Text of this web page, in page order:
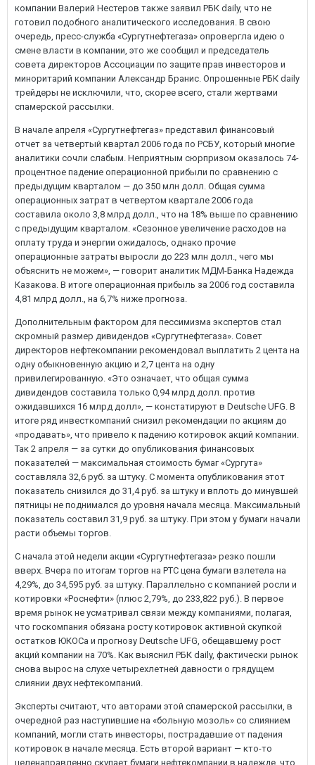
компании Валерий Нестеров также заявил РБК daily, что не
готовил подобного аналитического исследования. В свою
очередь, пресс-служба «Сургутнефтегаза» опровергла идею о
смене власти в компании, это же сообщил и председатель
совета директоров Ассоциации по защите прав инвесторов и
миноритарий компании Александр Бранис. Опрошенные РБК daily
трейдеры не исключили, что, скорее всего, стали жертвами
спамерской рассылки.
В начале апреля «Сургутнефтегаз» представил финансовый
отчет за четвертый квартал 2006 года по РСБУ, который многие
аналитики сочли слабым. Неприятным сюрпризом оказалось 74-
процентное падение операционной прибыли по сравнению с
предыдущим кварталом — до 350 млн долл. Общая сумма
операционных затрат в четвертом квартале 2006 года
составила около 3,8 млрд долл., что на 18% выше по сравнению
с предыдущим кварталом. «Сезонное увеличение расходов на
оплату труда и энергии ожидалось, однако прочие
операционные затраты выросли до 223 млн долл., чего мы
объяснить не можем», — говорит аналитик МДМ-Банка Надежда
Казакова. В итоге операционная прибыль за 2006 год составила
4,81 млрд долл., на 6,7% ниже прогноза.
Дополнительным фактором для пессимизма экспертов стал
скромный размер дивидендов «Сургутнефтегаза». Совет
директоров нефтекомпании рекомендовал выплатить 2 цента на
одну обыкновенную акцию и 2,7 цента на одну
привилегированную. «Это означает, что общая сумма
дивидендов составила только 0,94 млрд долл. против
ожидавшихся 16 млрд долл», — констатируют в Deutsche UFG. В
итоге ряд инвесткомпаний снизил рекомендации по акциям до
«продавать», что привело к падению котировок акций компании.
Так 2 апреля — за сутки до опубликования финансовых
показателей — максимальная стоимость бумаг «Сургута»
составляла 32,6 руб. за штуку. С момента опубликования этот
показатель снизился до 31,4 руб. за штуку и вплоть до минувшей
пятницы не поднимался до уровня начала месяца. Максимальный
показатель составил 31,9 руб. за штуку. При этом у бумаги начали
расти объемы торгов.
С начала этой недели акции «Сургутнефтегаза» резко пошли
вверх. Вчера по итогам торгов на РТС цена бумаги взлетела на
4,29%, до 34,595 руб. за штуку. Параллельно с компанией росли и
котировки «Роснефти» (плюс 2,79%, до 233,822 руб.). В первое
время рынок не усматривал связи между компаниями, полагая,
что госкомпания обязана росту котировок активной скупкой
остатков ЮКОСа и прогнозу Deutsche UFG, обещавшему рост
акций компании на 70%. Как выяснил РБК daily, фактически рынок
снова вырос на слухе четырехлетней давности о грядущем
слиянии двух нефтекомпаний.
Эксперты считают, что авторами этой спамерской рассылки, в
очередной раз наступившие на «больную мозоль» со слиянием
компаний, могли стать инвесторы, пострадавшие от падения
котировок в начале месяца. Есть второй вариант — кто-то
целенаправленно скупает бумаги нефтекомпании в надежде, что